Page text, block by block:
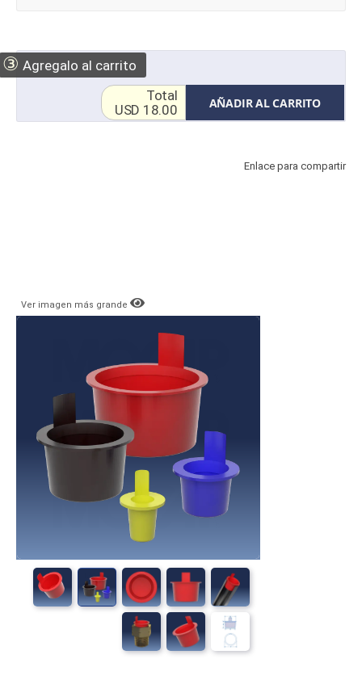
③ Agregalo al carrito
AÑADIR AL CARRITO
Total
USD 18.00
Enlace para compartir
Ver imagen más grande